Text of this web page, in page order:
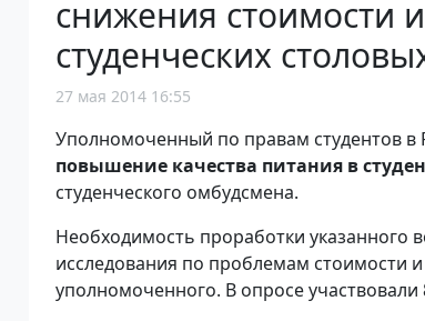
снижения стоимости
студенческих
27 мая 2014 16:55
Уполномоченный по правам студентов в
повышение качества питания в
студенческого омбудсмена.
Необходимость проработки указанного
исследования по проблемам стоимости
уполномоченного. В опросе участвовали